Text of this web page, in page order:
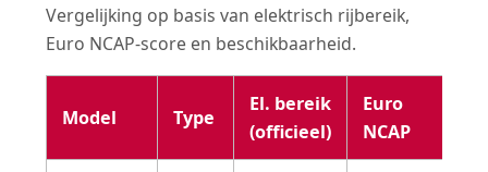
Vergelijking op basis van elektrisch rijbereik,
Euro NCAP-score en beschikbaarheid.
Model Type
El. bereik
(officieel)
Euro
NCAP